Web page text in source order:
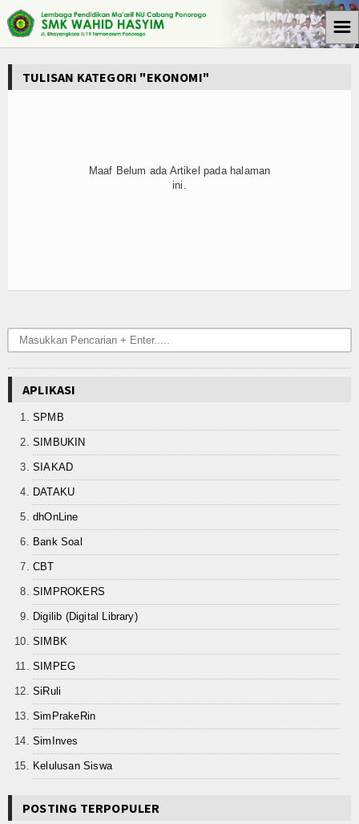
Media Cyto Farma
Kegiatan Sekolah
Aqidah
Fiqih
Tasawuf
Umum
Kisah Hikmah
Tokoh
Khutbah
Politik
Ekonomi
Teknologi
Seni dan Budaya
☰
TULISAN KATEGORI "EKONOMI"
Maaf Belum ada Artikel pada halaman
ini.
APLIKASI
SPMB
SIMBUKIN
SIAKAD
DATAKU
dhOnLine
Bank Soal
CBT
SIMPROKERS
Digilib (Digital Library)
SIMBK
SIMPEG
SiRuli
SimPrakeRin
SimInves
Kelulusan Siswa
POSTING TERPOPULER